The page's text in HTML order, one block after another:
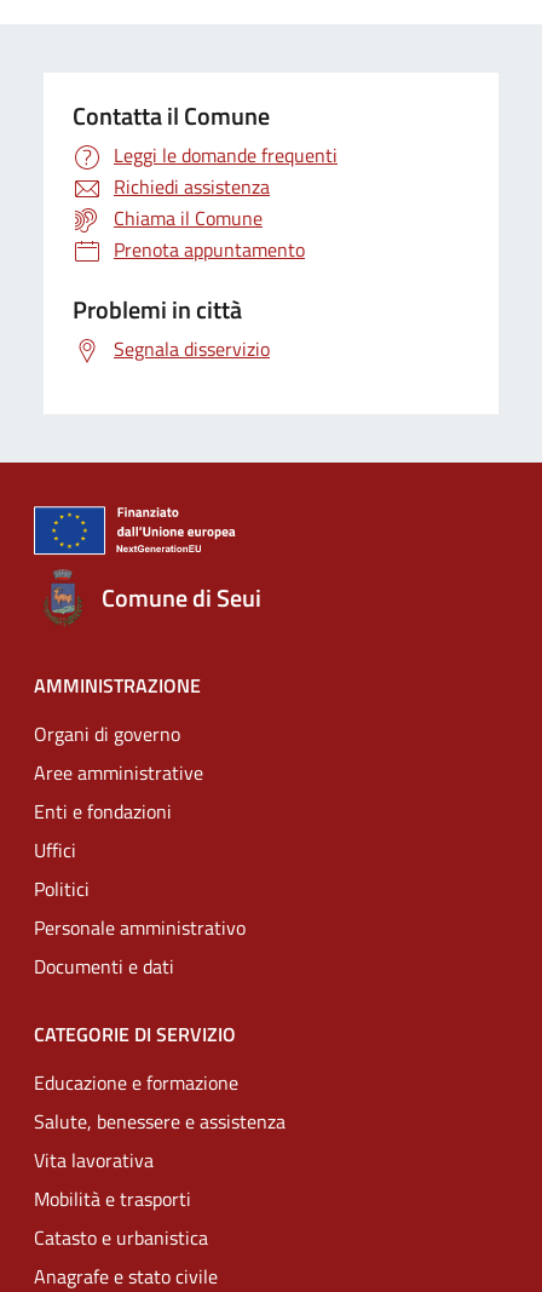
Contatta il Comune
Leggi le domande frequenti
Richiedi assistenza
Chiama il Comune
Prenota appuntamento
Problemi in città
Segnala disservizio
Comune di Seui
AMMINISTRAZIONE
Organi di governo
Aree amministrative
Enti e fondazioni
Uffici
Politici
Personale amministrativo
Documenti e dati
CATEGORIE DI SERVIZIO
Educazione e formazione
Salute, benessere e assistenza
Vita lavorativa
Mobilità e trasporti
Catasto e urbanistica
Anagrafe e stato civile